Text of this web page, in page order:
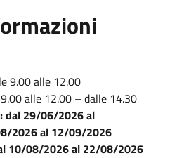
9.00 alle 12.00
alle 12.00 – dalle 14.30
dal 29/06/2026 al
2026 al 12/09/2026
10/08/2026 al 22/08/2026